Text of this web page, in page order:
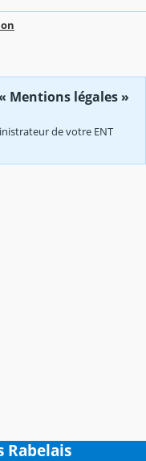
Mentions légales »
de votre ENT
Rabelais